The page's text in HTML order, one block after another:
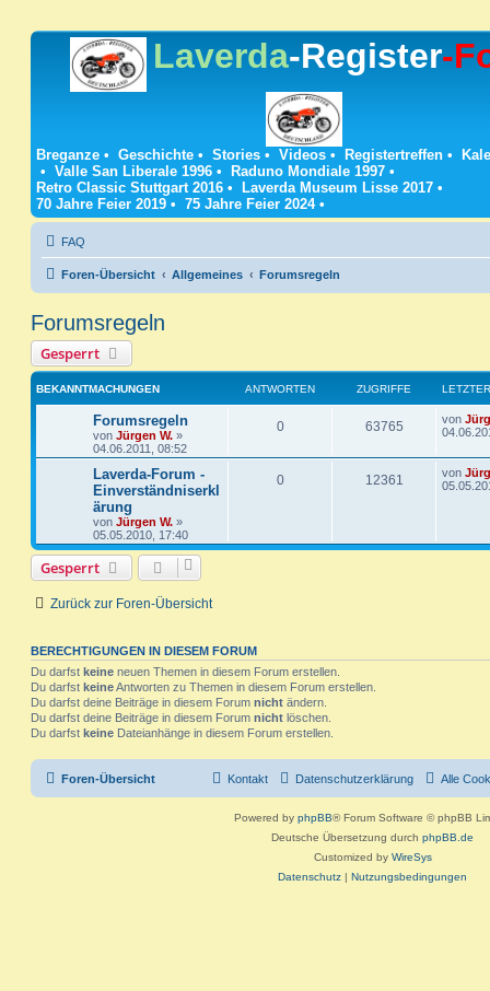
Laverda-Register-
Breganze • Geschichte • Stories • Videos • Registertreffen •
• Valle San Liberale 1996 • Raduno Mondiale 1997 •
Retro Classic Stuttgart 2016 • Laverda Museum Lisse 2017 •
70 Jahre Feier 2019 • 75 Jahre Feier 2024•
FAQ
Foren-Übersicht Allgemeines Forumsregeln
Forumsregeln
Gesperrt
BEKANNTMACHUNGEN ANTWORTEN ZUGRIFFE
Forumsregeln
von Jürgen W. »
04.06.2011, 08:52
0A
n
t
63765Z
u
g
L
e
z
t
e
t
von
Laverda-Forum -
Einverständniserkl
ärung
von Jürgen W. »
05.05.2010, 17:40
0A
e
n
12361
L
e
r
von
Gesperrt
Zurück zur Foren-Übersicht
BERECHTIGUNGEN IN DIESEM FORUM
Du darfst keine neuen Themen in diesem Forum erstellen.
Du darfst keineAntworten zu Themen in diesem Forum erstellen.
Du darfst deine Beiträge in diesem Forum nicht ändern.
Du darfst deine Beiträge in diesem Forum nicht löschen.
Du darfst keine Dateianhänge in diesem Forum erstellen.
Foren-Übersicht Alle
Datenschutzerklärung
Kontakt
Powered by phpBB® Forum Software © phpBB
Deutsche Übersetzung durch phpBB.de
Customized by WireSys
Datenschutz | Nutzungsbedingungen